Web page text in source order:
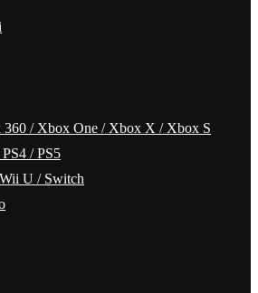
360 / Xbox One / Xbox X / Xbox S
/ PS5
U / Switch